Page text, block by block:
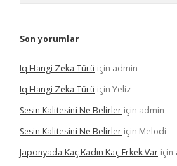
Son yorumlar
Iq Hangi Zeka Türü için admin
Iq Hangi Zeka Türü için Yeliz
Sesin Kalitesini Ne Belirler için admin
Sesin Kalitesini Ne Belirler için Melodi
Japonyada Kaç Kadın Kaç Erkek Var için